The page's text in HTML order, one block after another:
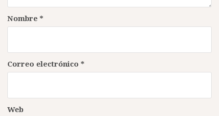
Nombre *
Correo electrónico *
Web